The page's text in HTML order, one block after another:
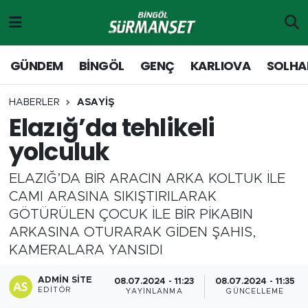
GÜNDEM BİNGÖL GENÇ KARLIOVA
HABERLER ASAYİŞ
Elazığ’da tehlikeli
yolculuk
ELAZIĞ’DA BİR ARACIN ARKA KOLTUK İLE
CAMI ARASINA SIKIŞTIRILARAK
GÖTÜRÜLEN ÇOCUK İLE BİR PİKABIN
ARKASINA OTURARAK GİDEN ŞAHIS,
KAMERALARA YANSIDI
ADMIN SITE
EDITÖR
08.07.2024 - 11:23
YAYINLANMA
08.07.2024 - 11:35
GÜNCELLEME
Genç
Solhan
Karlıova
Adaklı-Kiğı
Yayladere-Yedisu
Merkez Hava Durumu
Merkez Trafik Yoğunluk Haritası
Süper Lig Puan Durumu ve Fikstür
Tüm Manşetler
Son Dakika Haberleri